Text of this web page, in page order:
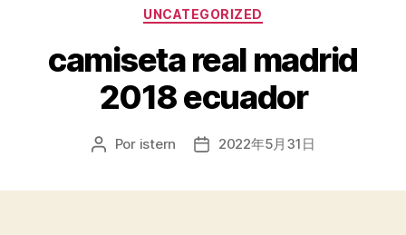
Categorías
UNCATEGORIZED
camiseta real madrid
2018 ecuador
Autor
Por istern
Fecha2022年5月31日